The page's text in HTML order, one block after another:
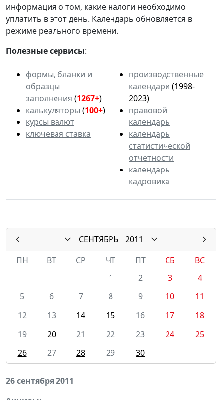
информация о том, какие налоги необходимо
уплатить в этот день. Календарь обновляется в
режиме реального времени.
Полезные сервисы:
формы, бланки и
образцы
заполнения (1267+)
калькуляторы (100+)
курсы валют
ключевая ставка
производственные
календари (1998-
2023)
правовой
календарь
календарь
статистической
отчетности
календарь
кадровика
СЕНТЯБРЬ
2011
ПН
ВТ СР ЧТ ПТ СБ
ВС
1
2 3
4
5
6 7 8 9 10
11
12
13 14 15 16 17
18
19
20 21 22 23 24
25
26
27 28 29 30
26 сентября 2011